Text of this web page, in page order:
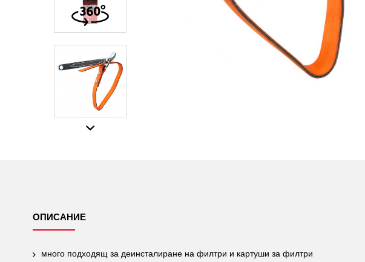
ОПИСАНИЕ
много подходящ за деинсталиране на филтри и картуши за филтри